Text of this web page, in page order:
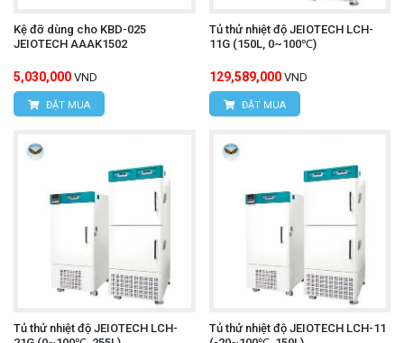
Kệ đỡ dùng cho KBD-025
JEIOTECH AAAK1502
5,030,000 VND
ĐẶT MUA
Tủ thử nhiệt độ JEIOTECH LCH-
11G (150L, 0~100℃)
129,589,000 VND
ĐẶT MUA
Tủ thử nhiệt độ JEIOTECH LCH-
Tủ thử nhiệt độ JEIOTECH LCH-11